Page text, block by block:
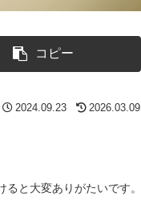
コピー
2024.09.23 2026.03.09
と大変ありがたいです。